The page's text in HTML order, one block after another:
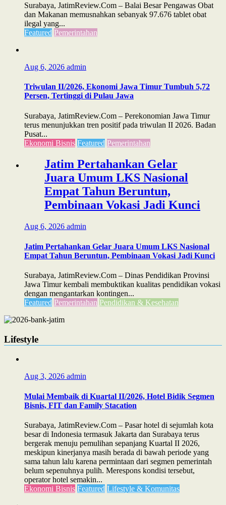
Surabaya, JatimReview.Com – Balai Besar Pengawas Obat
dan Makanan memusnahkan sebanyak 97.676 tablet obat
ilegal yang...
Featured Pemerintahan
Aug 6, 2026 admin
Triwulan II/2026, Ekonomi Jawa Timur Tumbuh 5,72
Persen, Tertinggi di Pulau Jawa
Surabaya, JatimReview.Com – Perekonomian Jawa Timur
terus menunjukkan tren positif pada triwulan II 2026. Badan
Pusat...
Ekonomi Bisnis Featured Pemerintahan
Jatim Pertahankan Gelar
Juara Umum LKS Nasional
Empat Tahun Beruntun,
Pembinaan Vokasi Jadi Kunci
Aug 6, 2026 admin
Jatim Pertahankan Gelar Juara Umum LKS Nasional
Empat Tahun Beruntun, Pembinaan Vokasi Jadi Kunci
Surabaya, JatimReview.Com – Dinas Pendidikan Provinsi
Jawa Timur kembali membuktikan kualitas pendidikan vokasi
dengan mengantarkan kontingen...
Featured Pemerintahan Pendidikan & Kesehatan
Lifestyle
Aug 3, 2026 admin
Mulai Membaik di Kuartal II/2026, Hotel Bidik Segmen
Bisnis, FIT dan Family Stacation
Surabaya, JatimReview.Com – Pasar hotel di sejumlah kota
besar di Indonesia termasuk Jakarta dan Surabaya terus
bergerak menuju pemulihan sepanjang Kuartal II 2026,
meskipun kinerjanya masih berada di bawah periode yang
sama tahun lalu karena permintaan dari segmen pemerintah
belum sepenuhnya pulih. Merespons kondisi tersebut,
operator hotel semakin...
Ekonomi Bisnis Featured Lifestyle & Komunitas